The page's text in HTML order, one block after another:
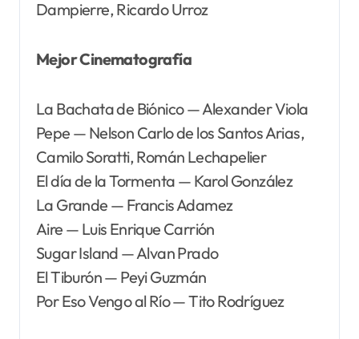
Dampierre, Ricardo Urroz
Mejor Cinematografía
La Bachata de Biónico — Alexander Viola
Pepe — Nelson Carlo de los Santos Arias,
Camilo Soratti, Román Lechapelier
El día de la Tormenta — Karol González
La Grande — Francis Adamez
Aire — Luis Enrique Carrión
Sugar Island — Alvan Prado
El Tiburón — Peyi Guzmán
Por Eso Vengo al Río — Tito Rodríguez